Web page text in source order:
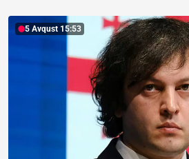
5 Avqust 15:53